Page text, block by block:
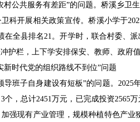
村公共服务有差距”的问题。桥溪乡卫
科开展相关政策宣传。桥溪小学于
在全县排名21。开学时，联合村委、
护栏，上下学安排保安、教师、政府
新时代党的组织路线不到位”问题
导班子自身建设有短板”的问题。
个，总计2451万元，已完成投资
强现有产业管理，规模种植特色产业